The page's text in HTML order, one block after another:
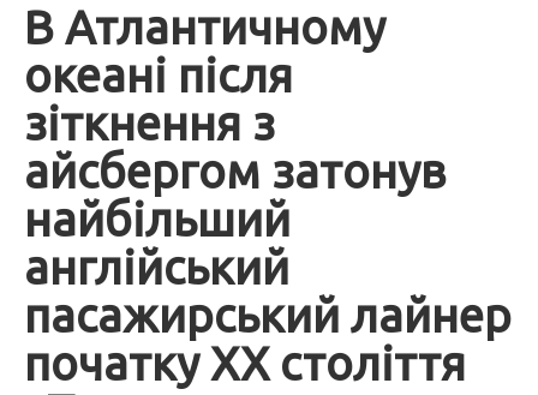
В Атлантичному
океані після
зіткнення з
айсбергом затонув
найбільший
англійський
пасажирський лайнер
початку XX століття